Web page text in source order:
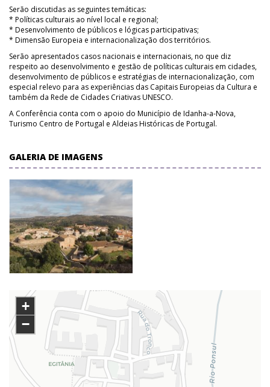
Serão discutidas as seguintes temáticas:
* Políticas culturais ao nível local e regional;
* Desenvolvimento de públicos e lógicas participativas;
* Dimensão Europeia e internacionalização dos territórios.
Serão apresentados casos nacionais e internacionais, no que diz
respeito ao desenvolvimento e gestão de políticas culturais em cidades,
desenvolvimento de públicos e estratégias de internacionalização, com
especial relevo para as experiências das Capitais Europeias da Cultura e
também da Rede de Cidades Criativas UNESCO.
A Conferência conta com o apoio do Município de Idanha-a-Nova,
Turismo Centro de Portugal e Aldeias Históricas de Portugal.
GALERIA DE IMAGENS
+
−